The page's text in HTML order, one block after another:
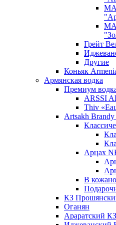
Грейт
Другие
Коньяк
Армянская водка
Премиум
ARSSI
Thiv
Artsakh
Арцах
В
КЗ
Оганян
Араратский КЗ